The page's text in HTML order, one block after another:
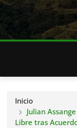
Inicio
Julian
Libre tras